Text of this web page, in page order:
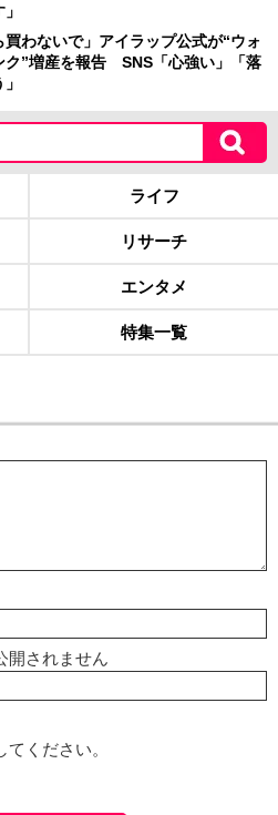
買わないで」アイラップ公式が“ウォ
ク”増産を報告 SNS「心強い」「落
ライフ
リサーチ
エンタメ
特集一覧
開されません
ください。